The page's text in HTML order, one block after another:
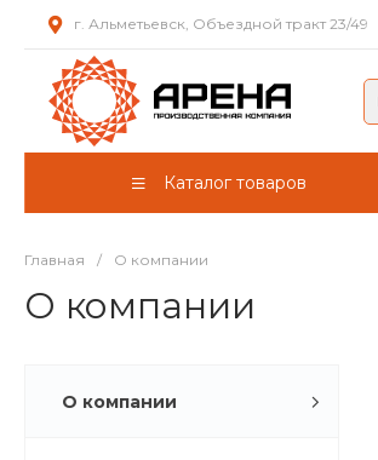
г. Альметьевск, Объездной тракт 23/49
Каталог товаров
Главная / О компании
О компании
О компании